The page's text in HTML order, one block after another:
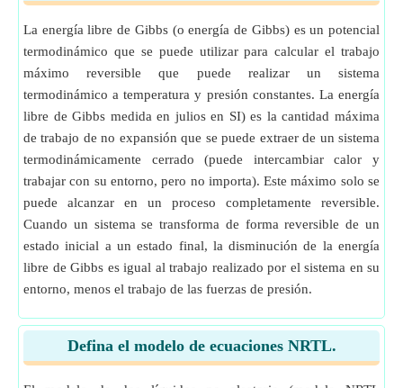
La energía libre de Gibbs (o energía de Gibbs) es un potencial
termodinámico que se puede utilizar para calcular el trabajo
máximo reversible que puede realizar un sistema
termodinámico a temperatura y presión constantes. La energía
libre de Gibbs medida en julios en SI) es la cantidad máxima
de trabajo de no expansión que se puede extraer de un sistema
termodinámicamente cerrado (puede intercambiar calor y
trabajar con su entorno, pero no importa). Este máximo solo se
puede alcanzar en un proceso completamente reversible.
Cuando un sistema se transforma de forma reversible de un
estado inicial a un estado final, la disminución de la energía
libre de Gibbs es igual al trabajo realizado por el sistema en su
entorno, menos el trabajo de las fuerzas de presión.
Defina el modelo de ecuaciones NRTL.